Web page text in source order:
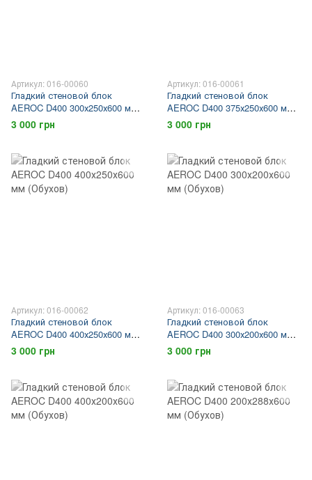
Артикул: 016-00060
Гладкий стеновой блок
AEROC D400 300х250х600 мм
(Обухов)
3 000 грн
Артикул: 016-00061
Гладкий стеновой блок
AEROC D400 375х250х600 мм
(Обухов)
3 000 грн
Артикул: 016-00062
Гладкий стеновой блок
AEROC D400 400х250х600 мм
(Обухов)
3 000 грн
Артикул: 016-00063
Гладкий стеновой блок
AEROC D400 300х200х600 мм
(Обухов)
3 000 грн